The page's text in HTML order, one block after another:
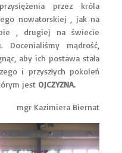
przez króla
nowatorskiej , jak na
, drugiej na świecie
mądrość,
aby ich postawa stała
i przyszłych pokoleń
jest OJCZYZNA.
mgr Kazimiera Biernat